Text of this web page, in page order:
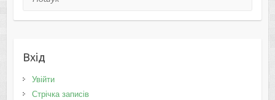
Вхід
Увійти
Стрічка записів